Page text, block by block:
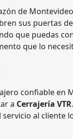
de
sus puertas
que puedas
que lo
confiable en
a Cerrajería VTR
servicio al cliente